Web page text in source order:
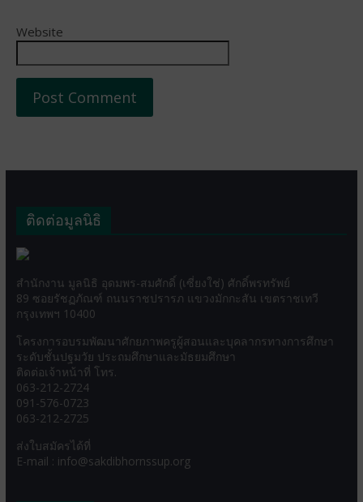
Website
ติดต่อมูลนิธิ
สำนักงาน มูลนิธิ อุดมพร-สมศักดิ์ (เซี่ยงใช่) ศักดิ์พรทรัพย์
89 ซอยรัชฏภัณฑ์ ถนนราชปรารภ แขวงมักกะสัน เขตราชเทวี
กรุงเทพฯ 10400
โครงการอบรมพัฒนาศักยภาพครูผู้สอนและบุคลากรทางการศึกษา
ระดับชั้นปฐมวัย ประถมศึกษาและมัธยมศึกษา
ติดต่อเจ้าหน้าที่ โทร.
063-212-2724
091-576-0723
063-212-2725
ส่งใบสมัครได้ที่
E-mail : info@sakdibhornssup.org